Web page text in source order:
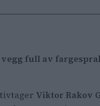
full av
Viktor Rakov